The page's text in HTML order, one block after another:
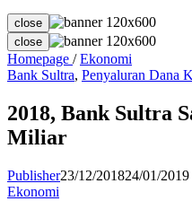
close
close
Homepage / Ekonomi
Bank
Salurkan
KUR
Miliar
Bank Sultra, Penyaluran Dana
2018, Bank Sultra
Miliar
Publisher23/12/201824/01/2019
Ekonomi